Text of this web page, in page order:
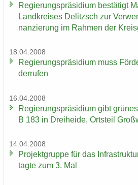
Re­gie­rungs­prä­si­di­um be­stä­tigt
Land­krei­ses De­litzsch zur
nan­zie­rung im Rah­men der
18.04.2008
Re­gie­rungs­prä­si­di­um muss
der­ru­fen
16.04.2008
Re­gie­rungs­prä­si­di­um gibt
B 183 in Drei­hei­de, Orts­teil
14.04.2008
Pro­jekt­grup­pe für das
tagte zum 3. Mal